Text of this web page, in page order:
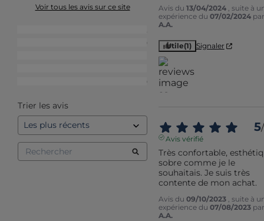
Voir tous les avis sur ce site
0
0
Trier les avis
Avis du 13/04/2024 , suite à
expérience du 07/02/2024 par
A.A.
Utile(1) Signaler
5/
Avis vérifié
Très confortable,
sobre comme je le
souhaitais. Je suis très
contente de mon achat.
Avis du 09/10/2023 , suite à
expérience du 07/08/2023 par
A.A.